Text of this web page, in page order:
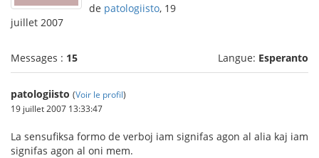
de patologiisto, 19
juillet 2007
Messages : 15 Langue: Esperanto
patologiisto (Voir le profil)
19 juillet 2007 13:33:47
La sensufiksa formo de verboj iam signifas agon al alia kaj iam
signifas agon al oni mem.